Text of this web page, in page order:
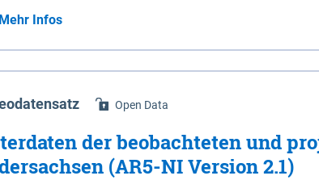
Mehr Infos
Open Data
der beobachteten und
(AR5-NI Version 2.1)